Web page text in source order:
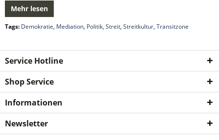
Mehr lesen
Tags: Demokratie, Mediation, Politik, Streit, Streitkultur, Transitzone
Service Hotline
Shop Service
Informationen
Newsletter